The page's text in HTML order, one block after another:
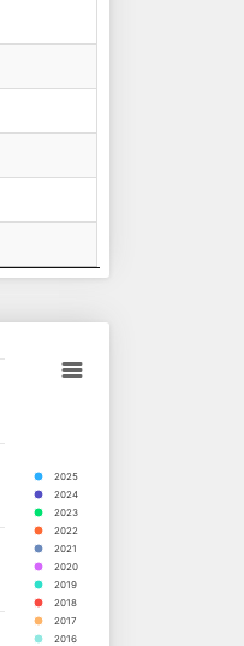
2025
2024
2023
2022
2021
2020
2019
2018
2017
2016